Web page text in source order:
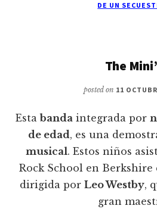
DE UN
The
posted on 11
Estabandaintegrada por
de edad, es una
musical. Estos niños
Rock School en Berkshire
dirigida por Leo Westby,
gran